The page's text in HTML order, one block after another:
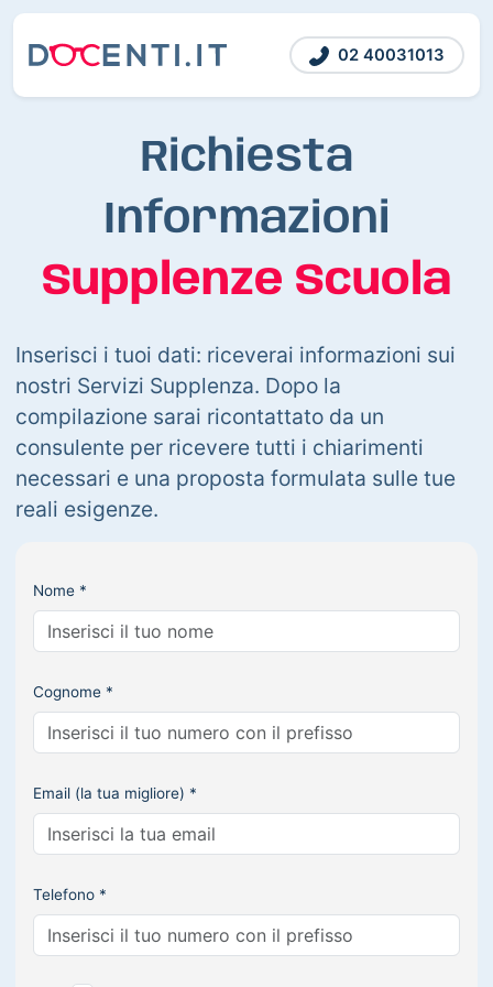
02 40031013
Richiesta
Informazioni
Supplenze Scuola
Inserisci i tuoi dati: riceverai informazioni sui
nostri Servizi Supplenza. Dopo la
compilazione sarai ricontattato da un
consulente per ricevere tutti i chiarimenti
necessari e una proposta formulata sulle tue
reali esigenze.
Nome *
Cognome *
Email (la tua migliore) *
Telefono *